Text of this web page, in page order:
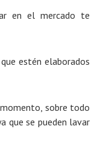
en el mercado te
estén elaborados
sobre todo
que se pueden lavar